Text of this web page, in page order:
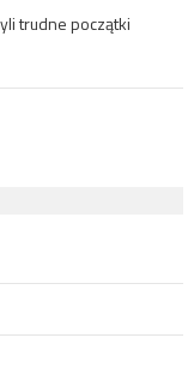
trudne początki